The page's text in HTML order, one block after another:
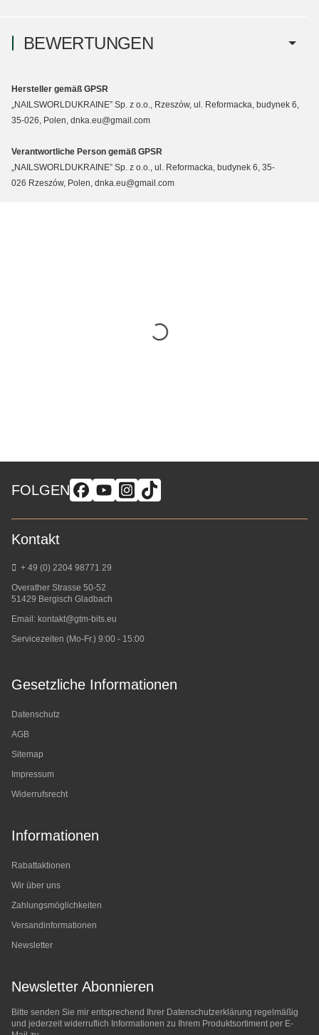
BEWERTUNGEN
Hersteller gemäß GPSR
„NAILSWORLDUKRAINE” Sp. z o.o., Rzeszów, ul. Reformacka, budynek 6,
35-026, Polen, dnka.eu@gmail.com
Verantwortliche Person gemäß GPSR
„NAILSWORLDUKRAINE” Sp. z o.o., ul. Reformacka, budynek 6, 35-
026 Rzeszów, Polen, dnka.eu@gmail.com
FOLGEN
Kontakt
+ 49 (0) 2204 98771 29
Overather Strasse 50-52
51429 Bergisch Gladbach
Email: kontakt@gtm-bits.eu
Servicezeiten (Mo-Fr.) 9:00 - 15:00
Gesetzliche Informationen
Datenschutz
AGB
Sitemap
Impressum
Widerrufsrecht
Informationen
Rabattaktionen
Wir über uns
Zahlungsmöglichkeiten
Versandinformationen
Newsletter
Newsletter Abonnieren
Bitte senden Sie mir entsprechend Ihrer Datenschutzerklärung regelmäßig
und jederzeit widerruflich Informationen zu Ihrem Produktsortiment per E-